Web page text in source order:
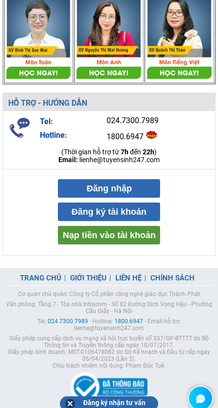
HỖ TRỢ - HƯỚNG DẪN
Tel:
024.7300.7989
Hotline:
1800.6947
(Thời gian hỗ trợ từ7hđến 22h)
Email: lienhe@tuyensinh247.com
Đăng nhập
Đăng ký tài khoản
Nạp tiền vào tài khoản
TRANG CHỦ GIỚI THIỆU LIÊN HỆ CHÍNH SÁCH
Cơ quan chủ quản: Công ty Cổ phần công nghệ giáo dục Thành Phát
Văn phòng: Tầng 7 - Tòa nhà Intracom - Số 82 Đường Dịch Vọng Hậu - Phường
Cầu Giấy - Hà Nội
Tel: 024.7300.7989 - Hotline: 1800.6947- Email hỗ trợ:
lienhe@tuyensinh247.com
Giấy phép cung cấp dịch vụ mạng xã hội trực tuyến số 337/GP-BTTTT do Bộ
Thông tin và Truyền thông cấp ngày 10/07/2017.
Giấy phép kinh doanh: MST-0106478082 do Sở Kế hoạch và Đầu tư cấp ngày
05/04/2023 (Lần 5).
Chịu trách nhiệm nội dung: Phạm Đức Tuệ.
Đăng ký nhận tư vấn